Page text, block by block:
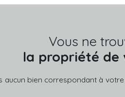
Vous ne
la propriété de
aucun bien correspondant à